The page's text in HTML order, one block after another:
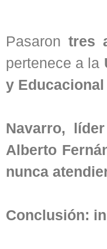
Pasaron tres
pertenece a la
y Educacional
Navarro,
Alberto
nunca
Conclusión: